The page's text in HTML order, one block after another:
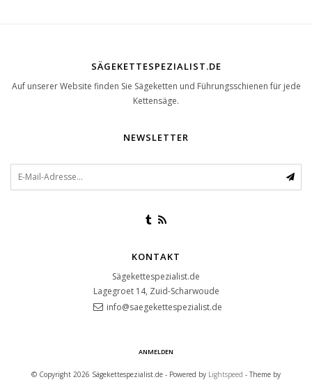
SÄGEKETTESPEZIALIST.DE
Auf unserer Website finden Sie Sägeketten und Führungsschienen für jede
Kettensäge.
NEWSLETTER
KONTAKT
Sägekettespezialist.de
Lagegroet 14, Zuid-Scharwoude
info@saegekettespezialist.de
ANMELDEN
© Copyright 2026 Sägekettespezialist.de - Powered by Lightspeed - Theme by